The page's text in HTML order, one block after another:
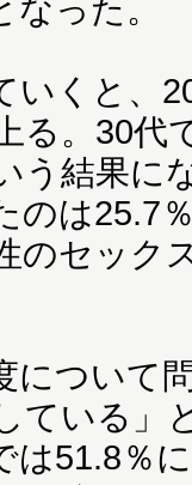
なった。
くと、
る。30代
う結果に
のは25.7
のセック
ついて
ている」
は51.8％